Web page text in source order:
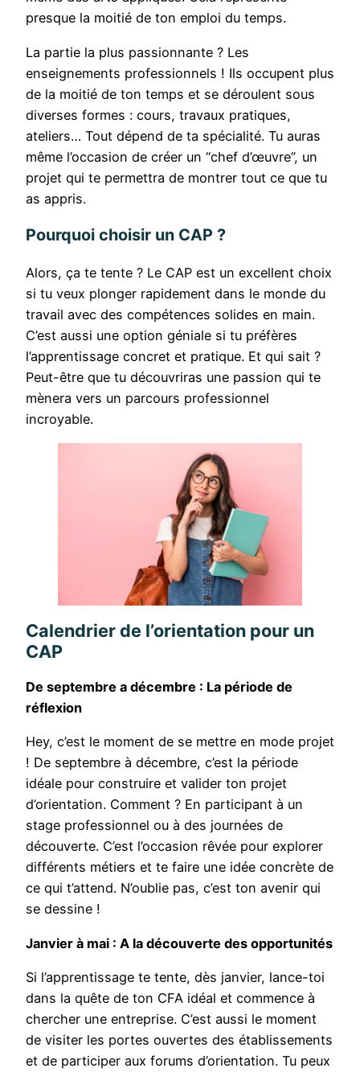
presque la moitié de ton emploi du temps.
La partie la plus passionnante ? Les
enseignements professionnels ! Ils occupent plus
de la moitié de ton temps et se déroulent sous
diverses formes : cours, travaux pratiques,
ateliers… Tout dépend de ta spécialité. Tu auras
même l’occasion de créer un “chef d’œuvre”, un
projet qui te permettra de montrer tout ce que tu
as appris.
Pourquoi choisir un CAP ?
Alors, ça te tente ? Le CAP est un excellent choix
si tu veux plonger rapidement dans le monde du
travail avec des compétences solides en main.
C’est aussi une option géniale si tu préfères
l’apprentissage concret et pratique. Et qui sait ?
Peut-être que tu découvriras une passion qui te
mènera vers un parcours professionnel
incroyable.
Calendrier de l’orientation pour un
CAP
De septembre a décembre : La période de
réflexion
Hey, c’est le moment de se mettre en mode projet
! De septembre à décembre, c’est la période
idéale pour construire et valider ton projet
d’orientation. Comment ? En participant à un
stage professionnel ou à des journées de
découverte. C’est l’occasion rêvée pour explorer
différents métiers et te faire une idée concrète de
ce qui t’attend. N’oublie pas, c’est ton avenir qui
se dessine !
Janvier à mai : A la découverte des opportunités
Si l’apprentissage te tente, dès janvier, lance-toi
dans la quête de ton CFA idéal et commence à
chercher une entreprise. C’est aussi le moment
de visiter les portes ouvertes des établissements
et de participer aux forums d’orientation. Tu peux